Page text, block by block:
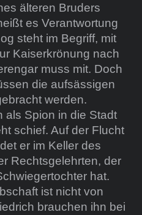
älteren Bruders
es Verantwortung
steht im Begriff, mit
Kaiserkrönung nach
muss mit. Doch
die aufsässigen
werden.
als Spion in die Stadt
schief. Auf der Flucht
er im Keller des
Rechtsgelehrten, der
hat.
ist nicht von
brauchen ihn bei